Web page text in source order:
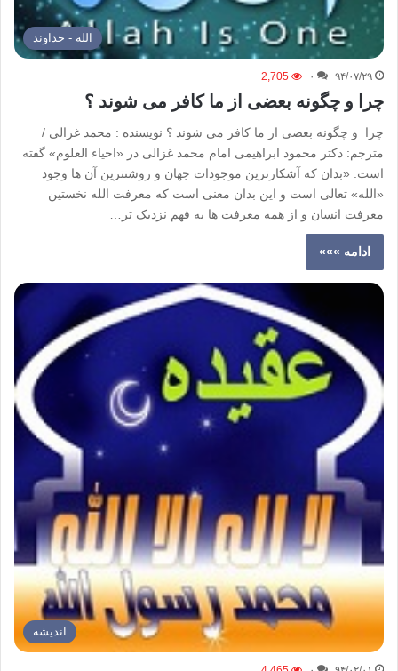
الله - خداوند
۹۴/۰۷/۲۹ ۰ 2,705
چرا و چگونه بعضی از ما کافر می شوند ؟
چرا و چگونه بعضی از ما کافر می شوند ؟ نویسنده : محمد غزالی /
مترجم: دکتر محمود ابراهیمی امام محمد غزالی در «احیاء العلوم» گفته
است: «بدان که آشکارترین موجودات جهان و روشنترین آن ها وجود
«الله» تعالی است و این بدان معنی است که معرفت الله نخستین
معرفت انسان و از همه معرفت ها به فهم نزدیک تر…
ادامه »»»
اندیشه